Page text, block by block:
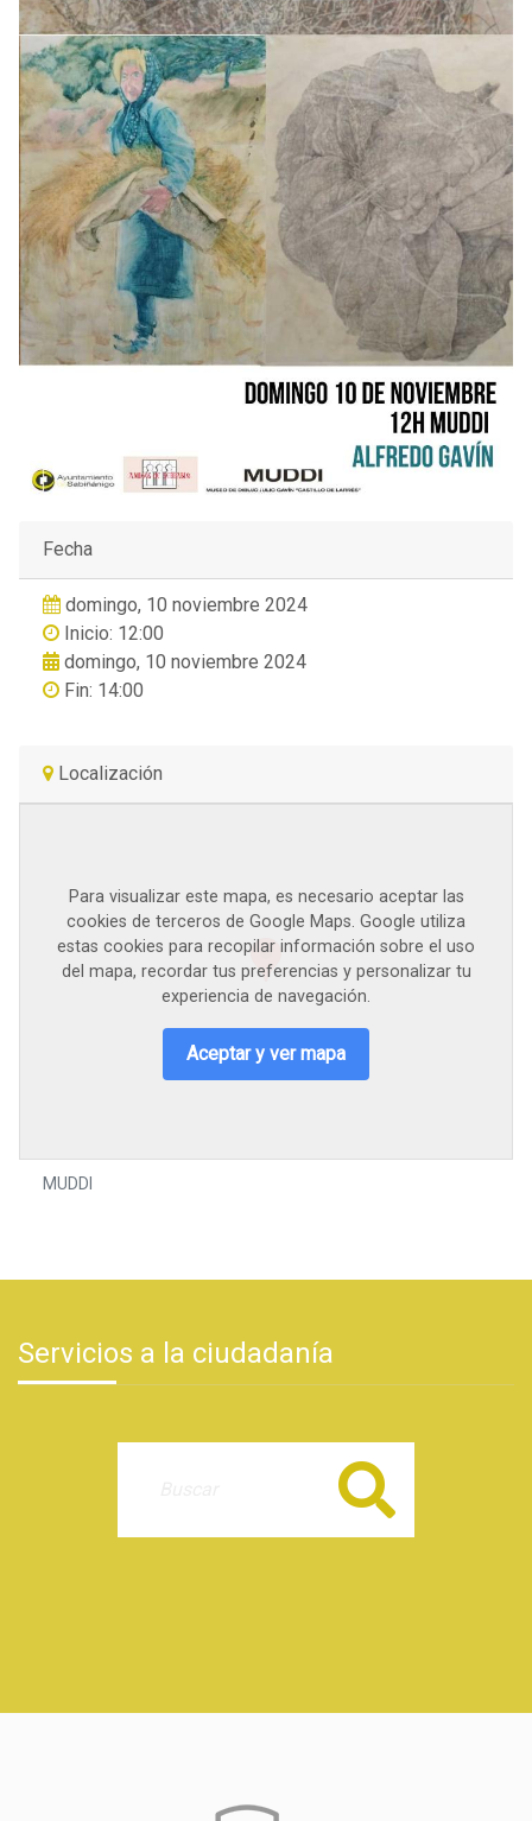
Fecha
domingo, 10 noviembre 2024
Inicio: 12:00
domingo, 10 noviembre 2024
Fin: 14:00
Localización
Para visualizar este mapa, es necesario aceptar las
cookies de terceros de Google Maps. Google utiliza
estas cookies para recopilar información sobre el uso
del mapa, recordar tus preferencias y personalizar tu
experiencia de navegación.
Aceptar y ver mapa
MUDDI
Servicios a la ciudadanía
Buscar